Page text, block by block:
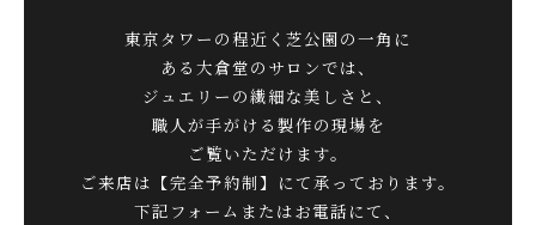
東京タワーの程近く芝公園の一角に
ある大倉堂のサロンでは、
ジュエリーの繊細な美しさと、
職人が手がける製作の現場を
ご覧いただけます。
ご来店は【完全予約制】にて承っております。
下記フォームまたはお電話にて、